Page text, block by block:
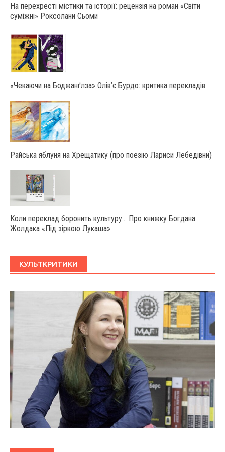
На перехресті містики та історії: рецензія на роман «Світи
суміжні» Роксолани Сьоми
«Чекаючи на Боджанґлза» Олів’є Бурдо: критика перекладів
Райська яблуня на Хрещатику (про поезію Лариси Лебедівни)
Коли переклад боронить культуру… Про книжку Богдана
Жолдака «Під зіркою Лукаша»
КУЛЬТКРИТИКИ